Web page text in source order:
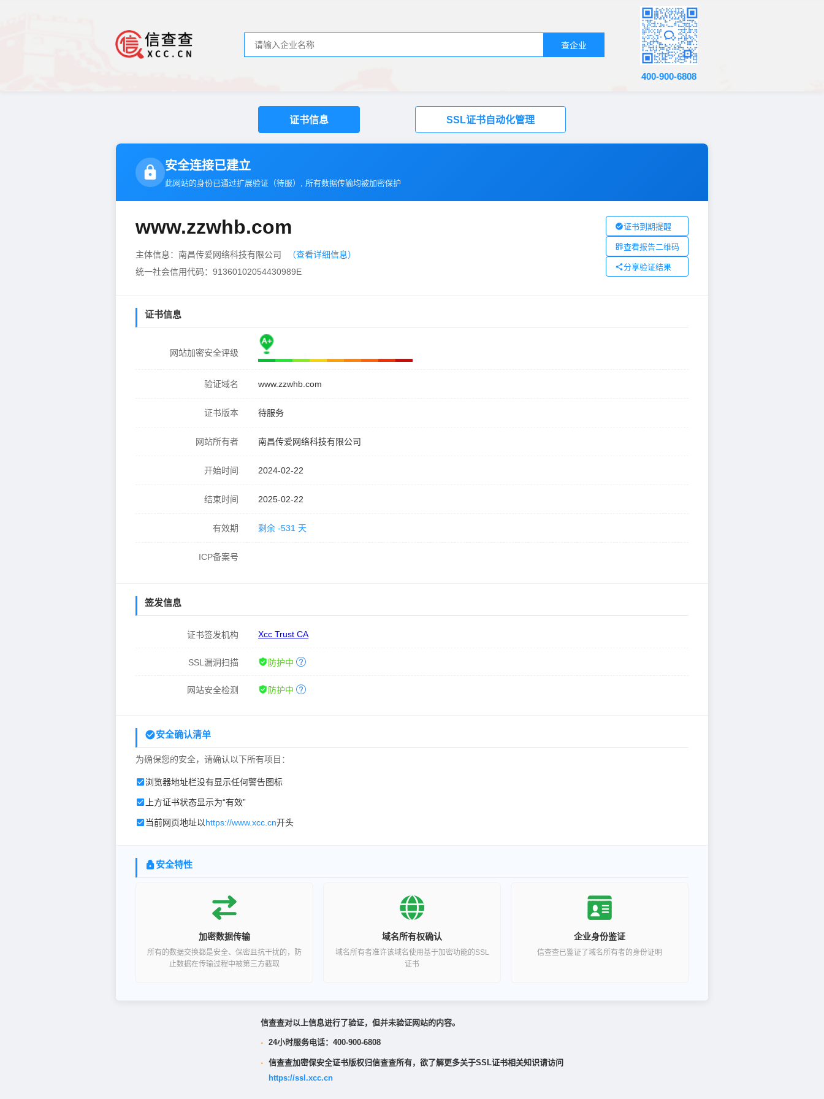
查企业
400-900-6808
证书信息 SSL证书自动化管理
安全连接已建立
此网站的身份已通过扩展验证（待服）, 所有数据传输均被加密保护
www.zzwhb.com
主体信息：南昌传爱网络科技有限公司
（查看详细信息）
统一社会信用代码：91360102054430989E
证书到期提醒
查看报告二维码
分享验证结果
证书信息
网站加密安全评级
验证域名 www.zzwhb.com
证书版本 待服务
网站所有者 南昌传爱网络科技有限公司
开始时间 2024-02-22
结束时间 2025-02-22
有效期 剩余 -531 天
ICP备案号
签发信息
证书签发机构 Xcc Trust CA
SSL漏洞扫描 防护中
网站安全检测 防护中
安全确认清单
为确保您的安全，请确认以下所有项目：
浏览器地址栏没有显示任何警告图标
上方证书状态显示为“有效”
当前网页地址以https://www.xcc.cn开头
安全特性
加密数据传输
所有的数据交换都是安全、保密且抗干扰的，防
止数据在传输过程中被第三方截取
域名所有权确认
域名所有者准许该域名使用基于加密功能的SSL
证书
企业身份鉴证
信查查已鉴证了域名所有者的身份证明
信查查对以上信息进行了验证，但并未验证网站的内容。
· 24小时服务电话：400-900-6808
· 信查查加密保安全证书版权归信查查所有，欲了解更多关于SSL证书相关知识请访问
https://ssl.xcc.cn